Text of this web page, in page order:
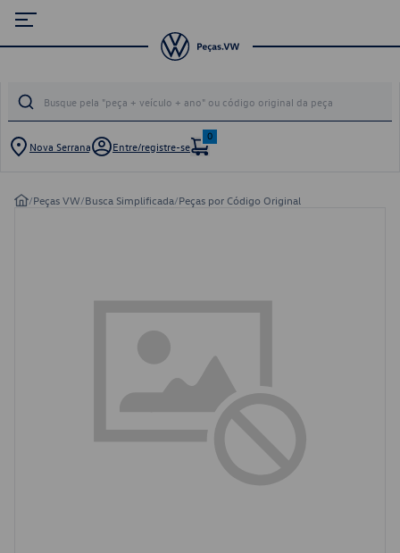
Nova Serrana Entre/registre-se
0
/Peças VW/Busca Simplificada/Peças por Código Original